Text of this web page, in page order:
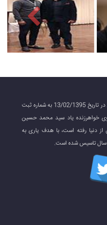
موسسه خیریه سید محمدحسین رضوی در تاریخ 13/02/1395 به شماره ثبت
خواهرزنده یاد سید محمد حسین
از دنیا رفته است، با هدف یاری به